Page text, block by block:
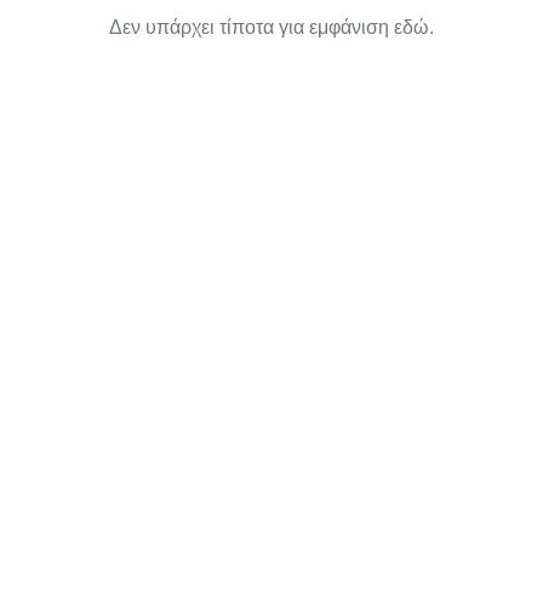
Δεν υπάρχει τίποτα για εμφάνιση εδώ.